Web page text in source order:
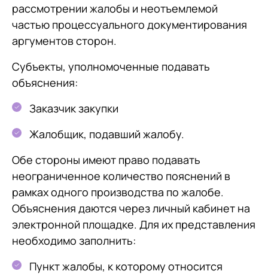
рассмотрении жалобы и неотъемлемой
частью процессуального документирования
аргументов сторон.
Субъекты, уполномоченные подавать
объяснения:
Заказчик закупки
Жалобщик, подавший жалобу.
Обе стороны имеют право подавать
неограниченное количество пояснений в
рамках одного производства по жалобе.
Объяснения даются через личный кабинет на
электронной площадке. Для их представления
необходимо заполнить:
Пункт жалобы, к которому относится